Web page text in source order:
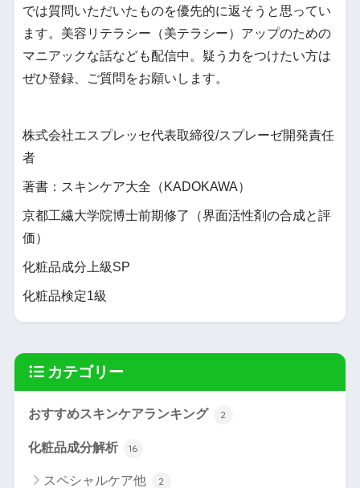
では質問いただいたものを優先的に返そうと思ってい
ます。美容リテラシー（美テラシー）アップのための
マニアックな話なども配信中。疑う力をつけたい方は
ぜひ登録、ご質問をお願いします。
株式会社エスプレッセ代表取締役/スプレーゼ開発責任
者
著書：スキンケア大全（KADOKAWA）
京都工繊大学院博士前期修了（界面活性剤の合成と評
価）
化粧品成分上級SP
化粧品検定1級
カテゴリー
おすすめスキンケアランキング 2
化粧品成分解析 16
スペシャルケア他 2